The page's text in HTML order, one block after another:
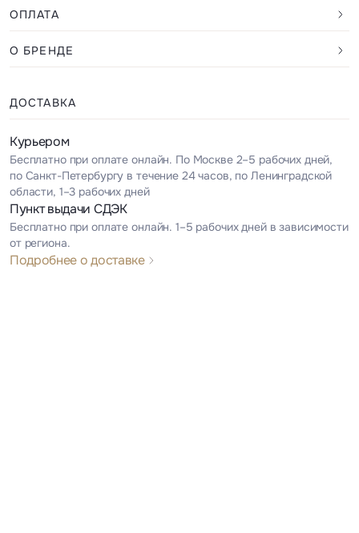
ОПЛАТА
О БРЕНДЕ
ДОСТАВКА
Курьером
Бесплатно при оплате онлайн. По Москве 2–5 рабочих дней,
по Санкт-Петербургу в течение 24 часов, по Ленинградской
области, 1–3 рабочих дней
Пункт выдачи СДЭК
Бесплатно при оплате онлайн. 1–5 рабочих дней в зависимости
от региона.
Подробнее о доставке